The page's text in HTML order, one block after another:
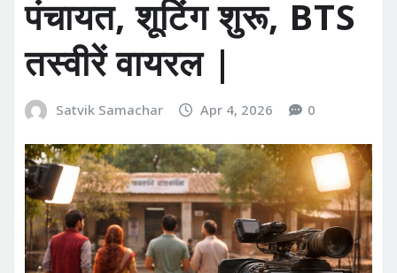
पंचायत, शूटिंग शुरू, BTS
तस्वीरें वायरल |
Satvik Samachar Apr 4, 2026 0